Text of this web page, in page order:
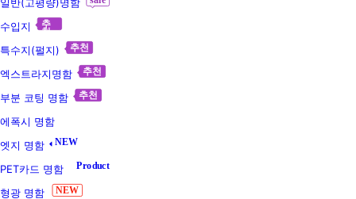
수입지 추
천
특수지(펄지) 추천
엑스트라지명함 추천
부분 코팅 명함 추천
에폭시 명함
엣지 명함
NEW
PET카드 명함 Product
형광 명함 NEW